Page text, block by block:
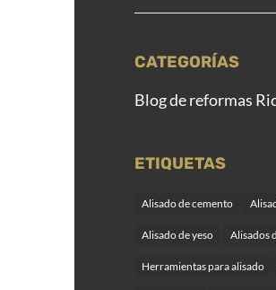
CATEGORÍAS
Blog de reformas
ETIQUETAS
Alisado de cemento
Alisado de yeso Alisados
Herramientas para alisado